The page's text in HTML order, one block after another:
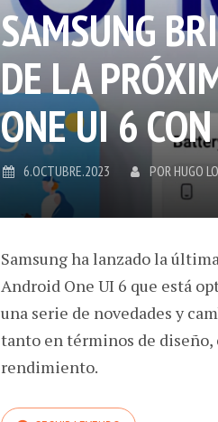
SAMSUNG
DE LA
ONE UI 6
6.OCTUBRE.2023 POR HUGO
Samsung ha lanzado la
Android One UI 6 que está
una serie de novedades y
tanto en términos de
rendimiento.